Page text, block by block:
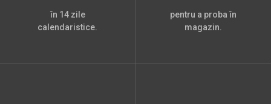
în 14 zile
calendaristice.
pentru a proba în
magazin.